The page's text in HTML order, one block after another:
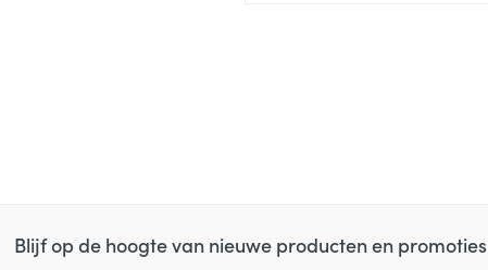
Blijf op de hoogte van nieuwe producten en promoties